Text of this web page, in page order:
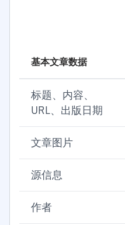
基本文章数据
标题、内容、
URL、出版日期
文章图片
源信息
作者